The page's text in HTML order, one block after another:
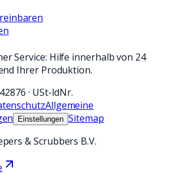
Service: Hilfe innerhalb von 24
Ihrer Produktion.
· USt-IdNr.
Allgemeine
Einstellungen Sitemap
& Scrubbers B.V.